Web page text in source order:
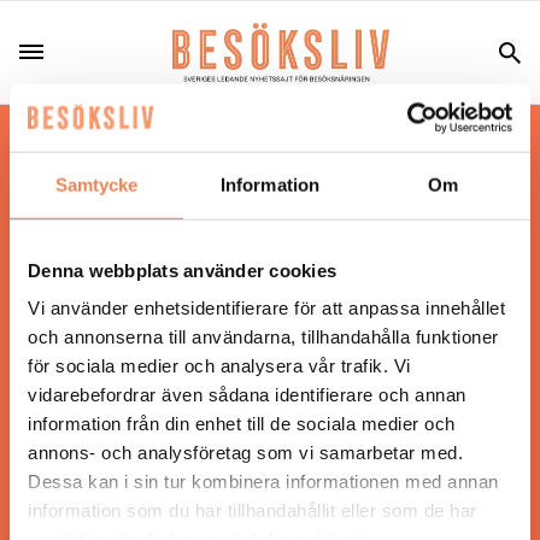
Samtycke Information Om
Denna webbplats använder cookies
Vi använder enhetsidentifierare för att anpassa innehållet
och annonserna till användarna, tillhandahålla funktioner
för sociala medier och analysera vår trafik. Vi
vidarebefordrar även sådana identifierare och annan
information från din enhet till de sociala medier och
annons- och analysföretag som vi samarbetar med.
Dessa kan i sin tur kombinera informationen med annan
information som du har tillhandahållit eller som de har
Hos oss läser du landets mest uppdaterade
nyheter och snackisar inom besöksnäringen.
Besöksliv i sin tryckta form är ett affärsmagasin
Tidningen ges ut avVisita
ANSVARIG UTGIVARE
Jonas Siljhammar
UPPHOVSRÄTT